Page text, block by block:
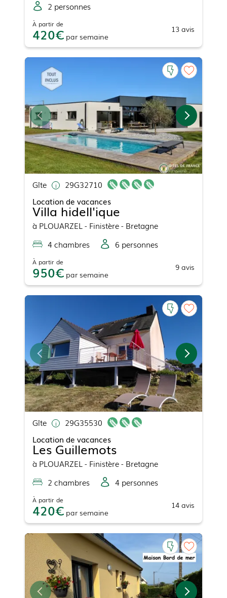
2 personnes
À partir de
420 par semaine
13 avis
Gîte
29G32710
Location de vacances
Villa hidell'ique
à PLOUARZEL - Finistère - Bretagne
4chambres 6 personnes
À partir de
950 par semaine
9 avis
Gîte
29G35530
Location de vacances
Les Guillemots
à PLOUARZEL - Finistère - Bretagne
2 chambres 4 personnes
À partir de
420 par semaine
14 avis